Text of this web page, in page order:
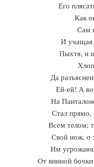
Его
Как
Сам
И учащая
Пыхтя, и
Да
Ей-ей! А
На
Стал прямо,
Всем телом;
Свой нож, о
Им
От винной